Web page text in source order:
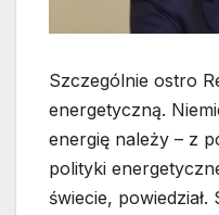
Szczególnie ostro
energetyczną.
energię należy – z
polityki
świecie, powiedział.